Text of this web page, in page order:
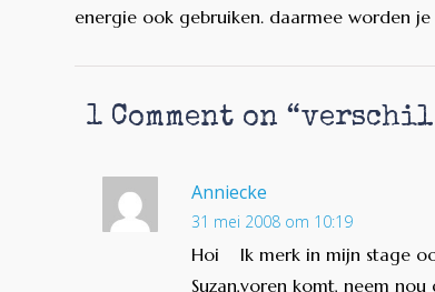
energie ook gebruiken. daarmee worden je
1 Comment on “verschil
Anniecke
31 mei 2008 om 10:19
Hoi
Suzan,
Ik merk in mijn stage
voren komt, neem nou